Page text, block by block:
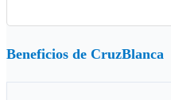
Beneficios de CruzBlanca